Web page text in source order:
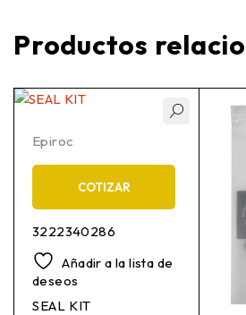
Productos
Epiroc
COTIZAR
3222340286
Añadir a la lista de
deseos
SEAL KIT